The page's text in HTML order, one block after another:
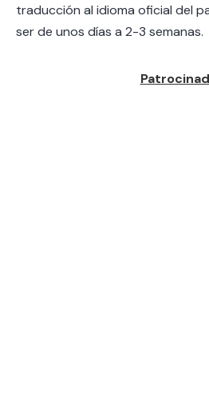
traducción al idioma oficial del
ser de unos días a 2-3 semanas.